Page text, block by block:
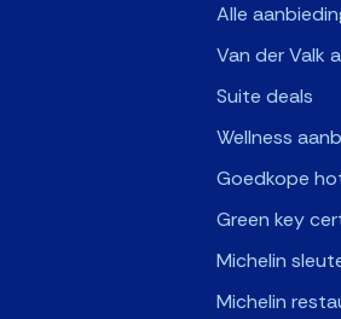
Alle
Van der Valk
Suite deals
Wellness
Goedkope
Green key
Michelin
Michelin